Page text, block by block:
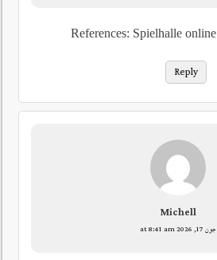
References: Spielhalle online
Reply
Michell
جون 17, 2026 at 8:41 am